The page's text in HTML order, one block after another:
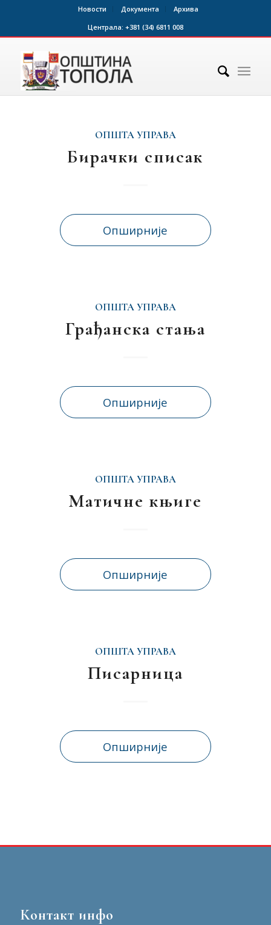
Новости Документа
Архива
Централа: +381 (34) 6811 008
ОПШТА УПРАВА
Бирачки списак
Опширније
ОПШТА УПРАВА
Грађанска стања
Опширније
ОПШТА УПРАВА
Матичне књиге
Опширније
ОПШТА УПРАВА
Писарница
Опширније
Контакт инфо